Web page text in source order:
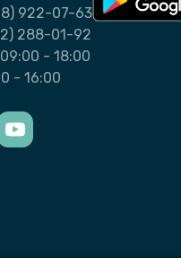
922-07-63
288-01-92
- 18:00
- 16:00